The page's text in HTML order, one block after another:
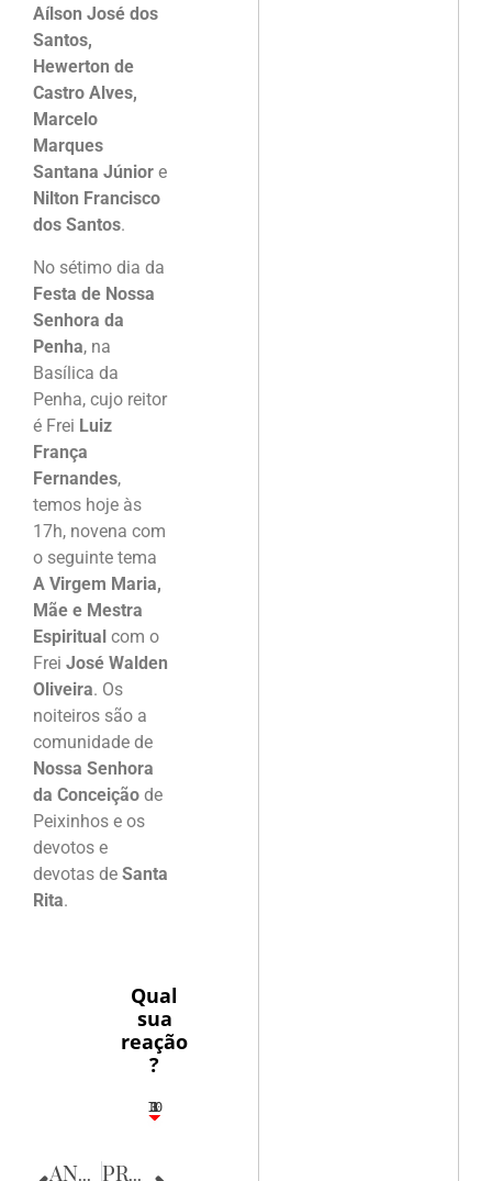
Aílson José dos
Santos,
Hewerton de
Castro Alves,
Marcelo
Marques
Santana Júnior e
Nilton Francisco
dos Santos.
No sétimo dia da
Festa de Nossa
Senhora da
Penha, na
Basílica da
Penha, cujo reitor
é Frei Luiz
França
Fernandes,
temos hoje às
17h, novena com
o seguinte tema
A Virgem Maria,
Mãe e Mestra
Espiritual com o
Frei José Walden
Oliveira. Os
noiteiros são a
comunidade de
Nossa Senhora
da Conceição de
Peixinhos e os
devotos e
devotas de Santa
Rita.
Qual
sua
reação
?
3
1
1
3
10
ANTERIOR PRÓXIMA